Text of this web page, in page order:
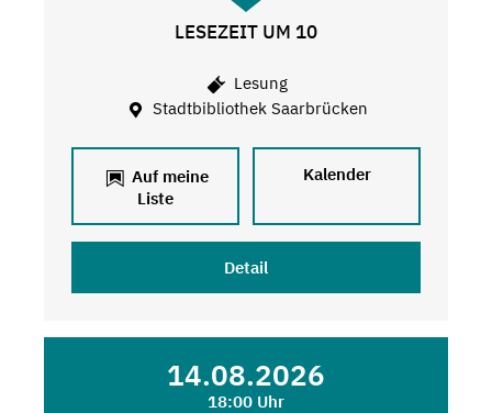
LESEZEIT UM 10
Lesung
Stadtbibliothek Saarbrücken
Auf meine
Liste
Kalender
Detail
14.08.2026
18:00 Uhr